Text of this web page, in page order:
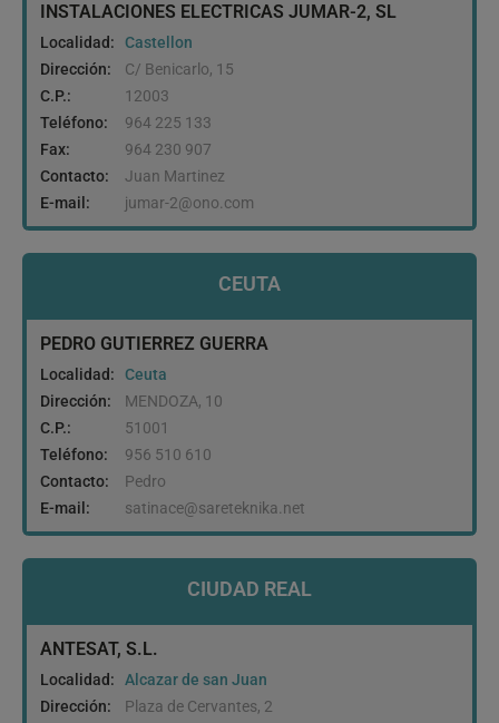
INSTALACIONES ELECTRICAS JUMAR-2, SL
Localidad:
Castellon
Dirección:
C/ Benicarlo, 15
C.P.:
12003
Teléfono:
964 225 133
Fax:
964 230 907
Contacto:
Juan Martinez
E-mail:
jumar-2@ono.com
CEUTA
PEDRO GUTIERREZ GUERRA
Localidad:
Ceuta
Dirección:
MENDOZA, 10
C.P.:
51001
Teléfono:
956 510 610
Contacto:
Pedro
E-mail:
satinace@sareteknika.net
CIUDAD REAL
ANTESAT, S.L.
Localidad:
Alcazar de san Juan
Dirección:
Plaza de Cervantes, 2